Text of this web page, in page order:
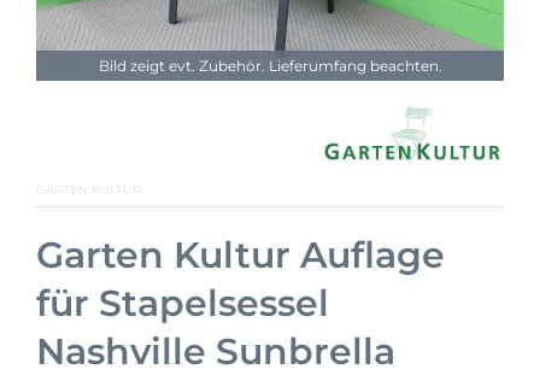
Bild zeigt evt. Zubehör. Lieferumfang beachten.
GARTEN KULTUR
Garten Kultur Auflage
für Stapelsessel
Nashville Sunbrella